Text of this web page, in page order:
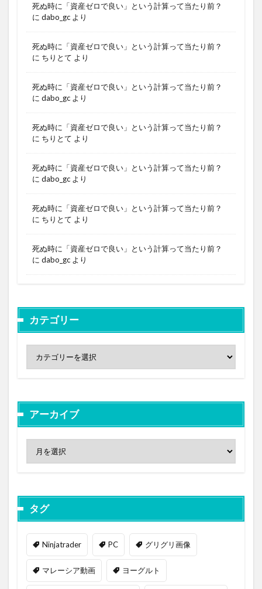
死ぬ時に「資産ゼロで良い」という計算って当たり前？
に dabo_gc より
死ぬ時に「資産ゼロで良い」という計算って当たり前？
に ちりとて より
死ぬ時に「資産ゼロで良い」という計算って当たり前？
に dabo_gc より
死ぬ時に「資産ゼロで良い」という計算って当たり前？
に ちりとて より
死ぬ時に「資産ゼロで良い」という計算って当たり前？
に dabo_gc より
死ぬ時に「資産ゼロで良い」という計算って当たり前？
に ちりとて より
死ぬ時に「資産ゼロで良い」という計算って当たり前？
に dabo_gc より
カテゴリー
アーカイブ
タグ
Ninjatrader PC グリグリ画像
マレーシア動画 ヨーグルト